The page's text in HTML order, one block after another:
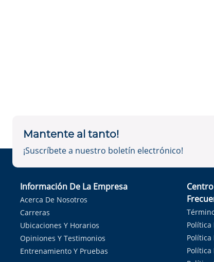
Mantente al tanto!
¡Suscríbete a nuestro boletín electrónico!
Información De La Empresa
Acerca De Nosotros
Carreras
Ubicaciones Y Horarios
Opiniones Y Testimonios
Entrenamiento Y Pruebas
Política
Política
Política